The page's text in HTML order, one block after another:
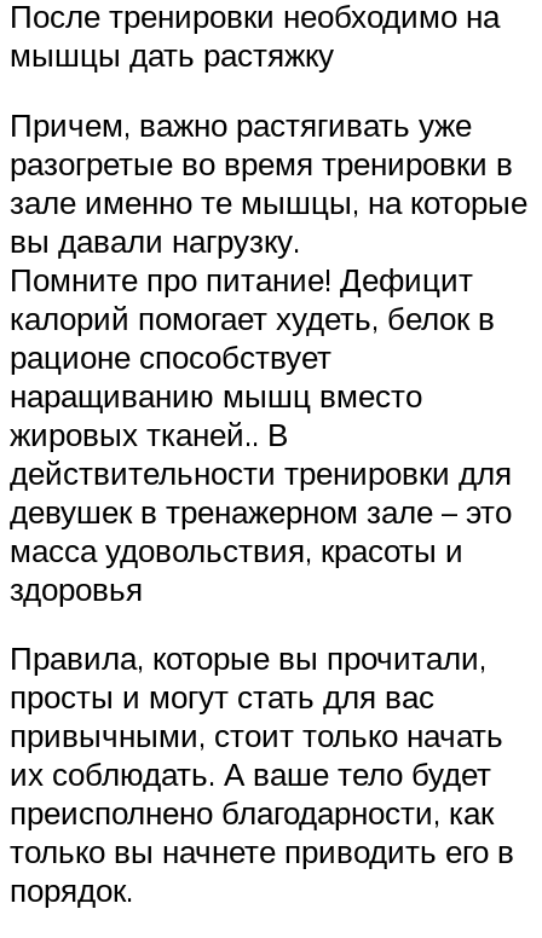
После тренировки необходимо на
мышцы дать растяжку
Причем, важно растягивать уже
разогретые во время тренировки в
зале именно те мышцы, на которые
вы давали нагрузку.
Помните про питание! Дефицит
калорий помогает худеть, белок в
рационе способствует
наращиванию мышц вместо
жировых тканей.. В
действительности тренировки для
девушек в тренажерном зале – это
масса удовольствия, красоты и
здоровья
Правила, которые вы прочитали,
просты и могут стать для вас
привычными, стоит только начать
их соблюдать. А ваше тело будет
преисполнено благодарности, как
только вы начнете приводить его в
порядок.